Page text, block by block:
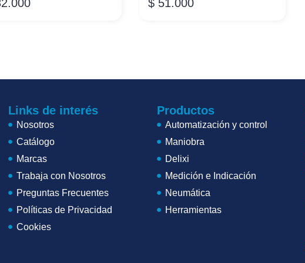
$ 51.000
Links de interés
Nosotros
Catálogo
Marcas
Trabaja con Nosotros
Preguntas Frecuentes
Políticas de Privacidad
Cookies
Productos
Automatización y control
Maniobra
Delixi
Medición e Indicación
Neumática
Herramientas